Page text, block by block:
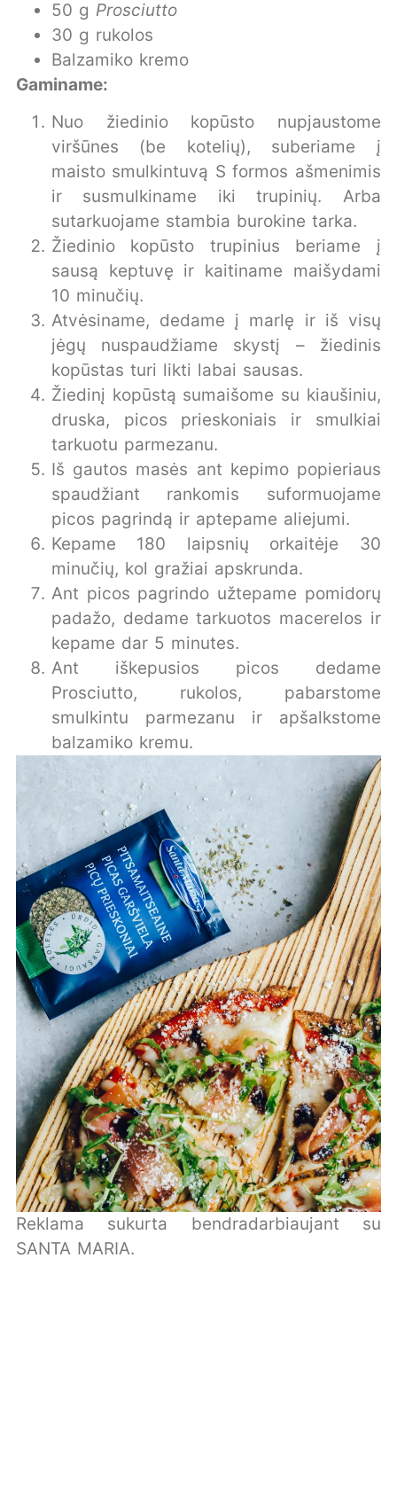
50 g Prosciutto
30 g rukolos
Balzamiko kremo
Gaminame:
Nuo žiedinio kopūsto nupjaustome
viršūnes (be kotelių), suberiame į
maisto smulkintuvą S formos ašmenimis
ir susmulkiname iki trupinių. Arba
sutarkuojame stambia burokine tarka.
Žiedinio kopūsto trupinius beriame į
sausą keptuvę ir kaitiname maišydami
10 minučių.
Atvėsiname, dedame į marlę ir iš visų
jėgų nuspaudžiame skystį – žiedinis
kopūstas turi likti labai sausas.
Žiedinį kopūstą sumaišome su kiaušiniu,
druska, picos prieskoniais ir smulkiai
tarkuotu parmezanu.
Iš gautos masės ant kepimo popieriaus
spaudžiant rankomis suformuojame
picos pagrindą ir aptepame aliejumi.
Kepame 180 laipsnių orkaitėje 30
minučių, kol gražiai apskrunda.
Ant picos pagrindo užtepame pomidorų
padažo, dedame tarkuotos macerelos ir
kepame dar 5 minutes.
Ant iškepusios picos dedame
Prosciutto, rukolos, pabarstome
smulkintu parmezanu ir apšalkstome
balzamiko kremu.
Reklama sukurta bendradarbiaujant su
SANTA MARIA.